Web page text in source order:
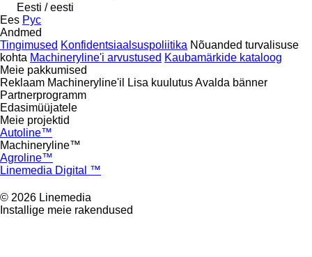
Eesti / eesti
Ees Рус
Andmed
Tingimused Konfidentsiaalsuspoliitika Nõuanded turvalisuse
kohta Machineryline'i arvustused Kaubamärkide kataloog
Meie pakkumised
Reklaam Machineryline'il
Lisa kuulutusAvalda bänner
Partnerprogramm
Edasimüüjatele
Meie projektid
Autoline™
Machineryline™
Agroline™
Linemedia Digital ™
© 2026 Linemedia
Installige meie rakendused